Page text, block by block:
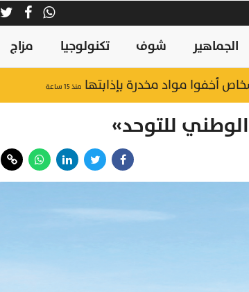
الجماهير شوف تكنولوجيا مزاج
منذ ١٥ ساعة
للتوحد»